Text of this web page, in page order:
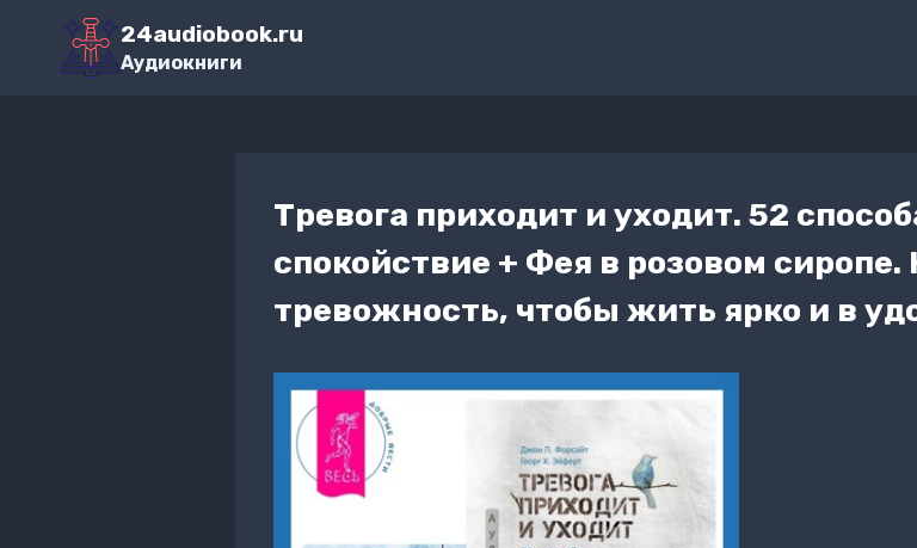
Перейти
содержимому
24audiobook.ru
Аудиокниги
Тревога приходит и уходит. 52
спокойствие + Фея в розовом сиропе.
тревожность, чтобы жить ярко и в